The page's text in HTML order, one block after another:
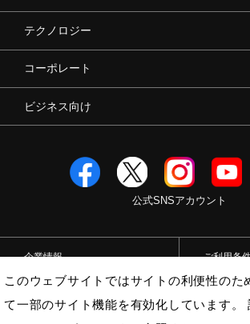
テクノロジー
コーポレート
ビジネス向け
公式SNSアカウント
企業情報 ご利用条
このウェブサイトではサイトの利便性のた
て一部のサイト機能を有効化しています。